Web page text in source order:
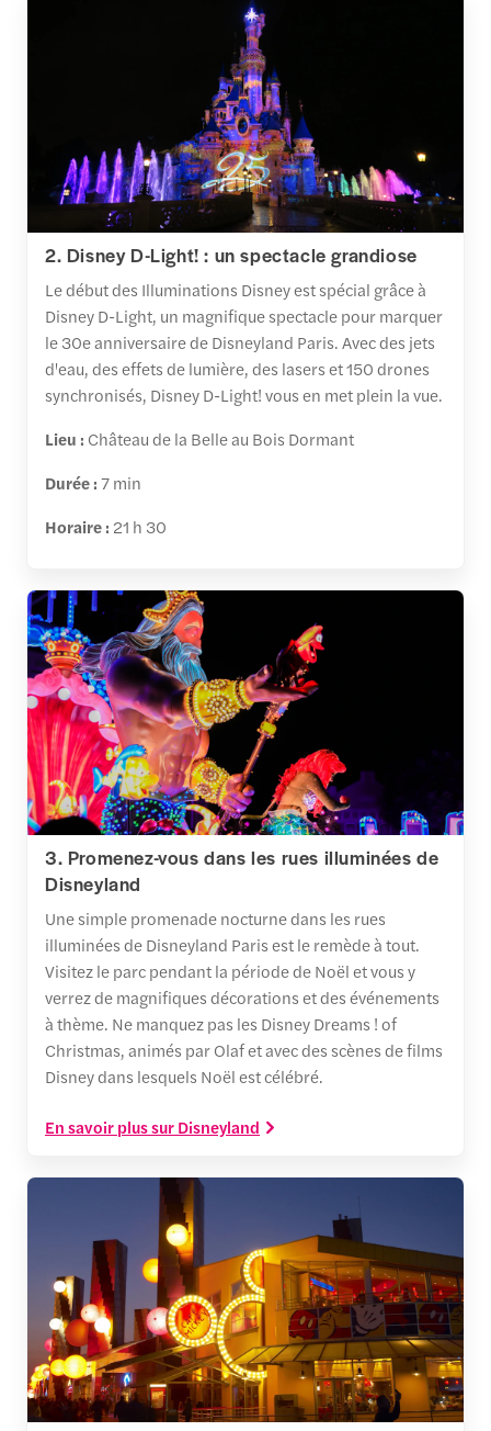
2. Disney D-Light! : un spectacle grandiose
Le début des Illuminations Disney est spécial grâce à
Disney D-Light, un magnifique spectacle pour marquer
le 30e anniversaire de Disneyland Paris. Avec des jets
d'eau, des effets de lumière, des lasers et 150 drones
synchronisés, Disney D-Light! vous en met plein la vue.
Lieu : Château de la Belle au Bois Dormant
Durée :7 min
Horaire : 21 h 30
3. Promenez-vous dans les rues illuminées de
Disneyland
Une simple promenade nocturne dans les rues
illuminées de Disneyland Paris est le remède à tout.
Visitez le parc pendant la période de Noël et vous y
verrez de magnifiques décorations et des événements
à thème. Ne manquez pas les Disney Dreams ! of
Christmas, animés par Olaf et avec des scènes de films
Disney dans lesquels Noël est célébré.
En savoir plus sur Disneyland